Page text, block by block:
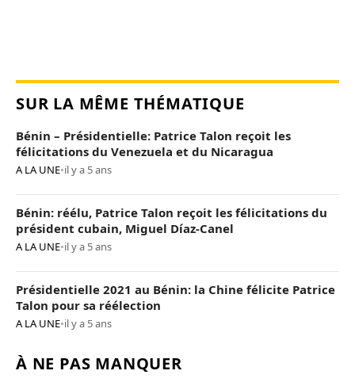
SUR LA MÊME THÉMATIQUE
Bénin – Présidentielle: Patrice Talon reçoit les
félicitations du Venezuela et du Nicaragua
A LA UNE•il y a 5 ans
Bénin: réélu, Patrice Talon reçoit les félicitations du
président cubain, Miguel Díaz-Canel
A LA UNE•il y a 5 ans
Présidentielle 2021 au Bénin: la Chine félicite Patrice
Talon pour sa réélection
A LA UNE•il y a 5 ans
À NE PAS MANQUER